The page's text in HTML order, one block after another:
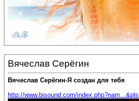
Вячеслав Серёгин
Вячеслав Серёгин-Я создан для тебя
http://www.bisound.com/